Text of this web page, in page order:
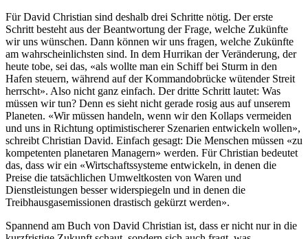
Für David Christian sind deshalb drei Schritte nötig. Der erste
Schritt besteht aus der Beantwortung der Frage, welche Zukünfte
wir uns wünschen. Dann können wir uns fragen, welche Zukünfte
am wahrscheinlichsten sind. In dem Hurrikan der Veränderung, der
heute tobe, sei das, «als wollte man ein Schiff bei Sturm in den
Hafen steuern, während auf der Kommandobrücke wütender Streit
herrscht». Also nicht ganz einfach. Der dritte Schritt lautet: Was
müssen wir tun? Denn es sieht nicht gerade rosig aus auf unserem
Planeten. «Wir müssen handeln, wenn wir den Kollaps vermeiden
und uns in Richtung optimistischerer Szenarien entwickeln wollen»,
schreibt Christian David. Einfach gesagt: Die Menschen müssen «zu
kompetenten planetaren Managern» werden. Für Christian bedeutet
das, dass wir ein «Wirtschaftssysteme entwickeln, in denen die
Preise die tatsächlichen Umweltkosten von Waren und
Dienstleistungen besser widerspiegeln und in denen die
Treibhausgasemissionen drastisch gekürzt werden».
Spannend am Buch von David Christian ist, dass er nicht nur in die